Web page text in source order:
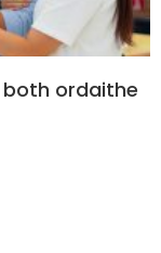
ordaithe